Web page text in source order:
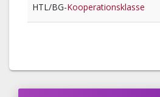
HTL/BG-Kooperationsklasse